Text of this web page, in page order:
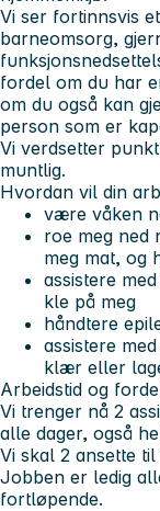
Vi ser fortinnsvis
barneomsorg,
fordel om du har
om du også kan
person som er
Vi verdsetter
muntlig.
Hvordan vil din
være våken
roe meg ned
meg mat, og
assistere
kle på meg
håndtere
assistere
klær eller
Arbeidstid og
Vi trenger nå 2
alle dager, også
Vi skal 2 ansette
Jobben er ledig
fortløpende.